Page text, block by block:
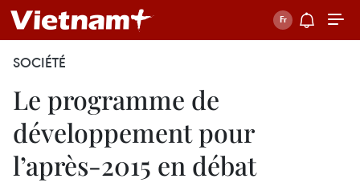
SOCIÉTÉ
Le programme de
développement pour
l’après-2015 en débat